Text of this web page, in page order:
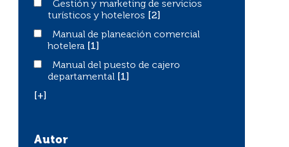
Gestión y marketing de servicios turísticos y hoteleros
Gestión y marketing de servicios
turísticos y hoteleros
[2]
Manual de planeación comercial hotelera
Manual de planeación comercial
hotelera
[1]
Manual del puesto de cajero departamental
Manual del puesto de cajero
departamental
[1]
[+]
Autor